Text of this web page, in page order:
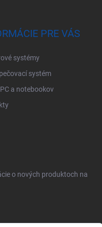
PRE VÁS
systémy
systém
a notebookov
o nových produktoch na